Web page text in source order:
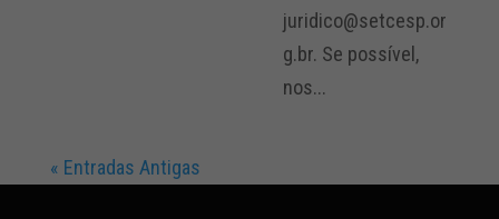
juridico@setcesp.or
g.br. Se possível,
nos...
« Entradas Antigas